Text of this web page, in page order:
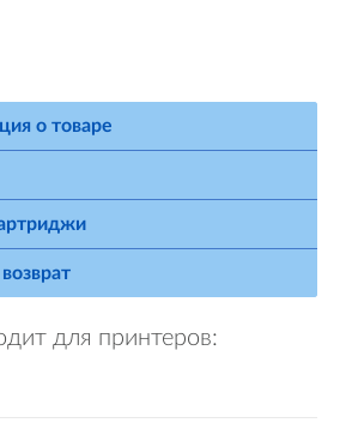
о товаре
для принтеров: